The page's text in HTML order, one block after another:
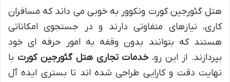
هتل گئورجین کورت ونکوور به خوبی می داند که مسافران
کاری، نیازهای متفاوتی دارند و در جستجوی امکاناتی
هستند که بتوانند بدون وقفه به امور حرفه ای خود
بپردازند. از این رو،خدمات تجاری هتل گئورجین کورت با
نهایت دقت و کارایی طراحی شده اند تا بستری ایده آل